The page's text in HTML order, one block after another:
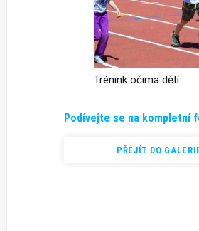
Podívejte se na kompletní
PŘEJÍT DO
Trénink očima dětí